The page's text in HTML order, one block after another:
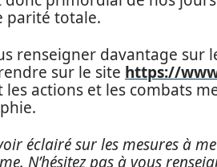
parité totale.
renseigner davantage sur
sur le site https://
actions et les combats
éclairé sur les mesures à
N’hésitez pas à vous